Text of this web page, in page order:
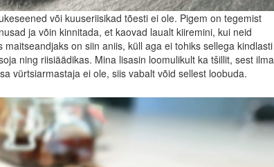
või kuuseriisikad tõesti ei ole. Pigem on tegemist
ja võin kinnitada, et kaovad laualt kiiremini, kui neid
on siin aniis, küll aga ei tohiks sellega kindlasti
ning riisiäädikas. Mina lisasin loomulikult ka tšillit, sest ilma
vürtsiarmastaja ei ole, siis vabalt võid sellest loobuda.